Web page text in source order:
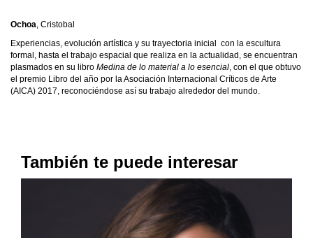
Ochoa, Cristobal
Experiencias, evolución artística y su trayectoria inicial con la escultura
formal, hasta el trabajo espacial que realiza en la actualidad, se encuentran
plasmados en su libro Medina de lo material a lo esencial, con el que obtuvo
el premio Libro del año por la Asociación Internacional Críticos de Arte
(AICA) 2017, reconociéndose así su trabajo alrededor del mundo.
También te puede interesar